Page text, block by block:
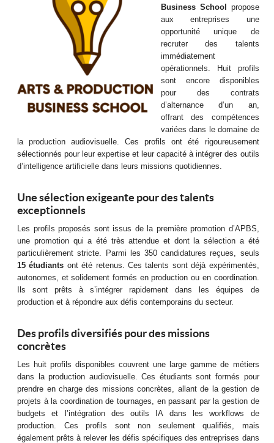
Business School
propose
aux entreprises une
opportunité unique de
recruter des talents
immédiatement
opérationnels. Huit profils
sont encore disponibles
pour des contrats
d’alternance d’un an,
offrant des compétences
variées dans le domaine de
la production audiovisuelle. Ces profils ont été rigoureusement
sélectionnés pour leur expertise et leur capacité à intégrer des outils
d’intelligence artificielle dans leurs missions quotidiennes.
Une sélection exigeante pour des talents
exceptionnels
Les profils proposés sont issus de la première promotion d’APBS,
une promotion qui a été très attendue et dont la sélection a été
particulièrement stricte. Parmi les 350 candidatures reçues, seuls
15 étudiants ont été retenus. Ces talents sont déjà expérimentés,
autonomes, et solidement formés en production ou en coordination.
Ils sont prêts à s’intégrer rapidement dans les équipes de
production et à répondre aux défis contemporains du secteur.
Des profils diversifiés pour des missions
concrètes
Les huit profils disponibles couvrent une large gamme de métiers
dans la production audiovisuelle. Ces étudiants sont formés pour
prendre en charge des missions concrètes, allant de la gestion de
projets à la coordination de tournages, en passant par la gestion de
budgets et l’intégration des outils IA dans les workflows de
production. Ces profils sont non seulement qualifiés, mais
également prêts à relever les défis spécifiques des entreprises dans